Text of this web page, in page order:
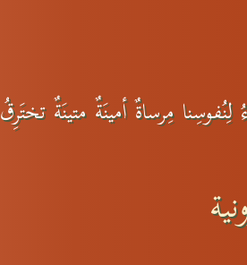
مِرساةٌ أمينَةٌ متينَةٌ تختَرِقُ